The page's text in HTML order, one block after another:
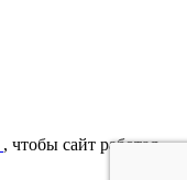
, чтобы сайт работал